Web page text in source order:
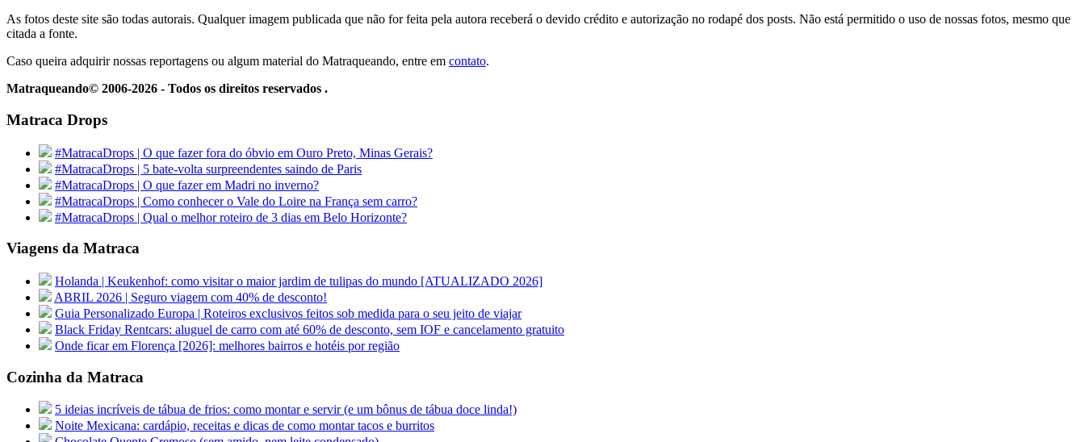
As fotos deste site são todas autorais. Qualquer imagem publicada que não for feita pela autora receberá o devido crédito e autorização no rodapé dos posts. Não está permitido o uso de nossas fotos, mesmo que
citada a fonte.
Caso queira adquirir nossas reportagens ou algum material do Matraqueando, entre em contato.
Matraqueando© 2006-2026 - Todos os direitos reservados .
Matraca Drops
#MatracaDrops | O que fazer fora do óbvio em Ouro Preto, Minas Gerais?
#MatracaDrops | 5 bate-volta surpreendentes saindo de Paris
#MatracaDrops | O que fazer em Madri no inverno?
#MatracaDrops | Como conhecer o Vale do Loire na França sem carro?
#MatracaDrops | Qual o melhor roteiro de 3 dias em Belo Horizonte?
Viagens da Matraca
Holanda | Keukenhof: como visitar o maior jardim de tulipas do mundo [ATUALIZADO 2026]
ABRIL 2026 | Seguro viagem com 40% de desconto!
Guia Personalizado Europa | Roteiros exclusivos feitos sob medida para o seu jeito de viajar
Black Friday Rentcars: aluguel de carro com até 60% de desconto, sem IOF e cancelamento gratuito
Onde ficar em Florença [2026]: melhores bairros e hotéis por região
Cozinha da Matraca
5 ideias incríveis de tábua de frios: como montar e servir (e um bônus de tábua doce linda!)
Noite Mexicana: cardápio, receitas e dicas de como montar tacos e burritos